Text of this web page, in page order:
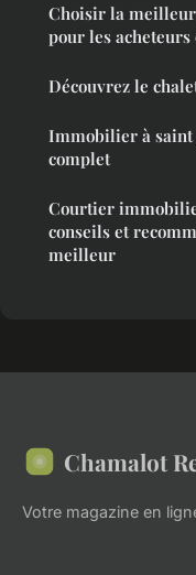
Choisir la
pour les
Découvrez le
Immobilier à saint
complet
Courtier
conseils et
meilleur
Chamalot
Votre magazine en